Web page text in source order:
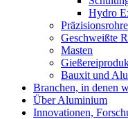
Hydro
Präzisionsrohre
Geschweißte
Masten
Bauxit und
Branchen, in denen
Über Aluminium
Innovationen,